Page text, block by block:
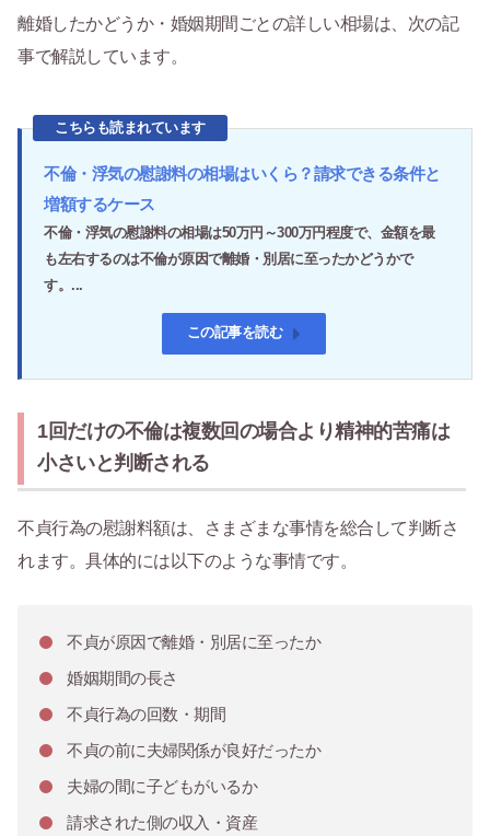
離婚したかどうか・婚姻期間ごとの詳しい相場は、次の記
事で解説しています。
こちらも読まれています
不倫・浮気の慰謝料の相場はいくら？請求できる条件と
増額するケース
不倫・浮気の慰謝料の相場は50万円～300万円程度で、金額を最
も左右するのは不倫が原因で離婚・別居に至ったかどうかで
す。...
この記事を読む
1回だけの不倫は複数回の場合より精神的苦痛は
小さいと判断される
不貞行為の慰謝料額は、さまざまな事情を総合して判断さ
れます。具体的には以下のような事情です。
不貞が原因で離婚・別居に至ったか
婚姻期間の長さ
不貞行為の回数・期間
不貞の前に夫婦関係が良好だったか
夫婦の間に子どもがいるか
請求された側の収入・資産